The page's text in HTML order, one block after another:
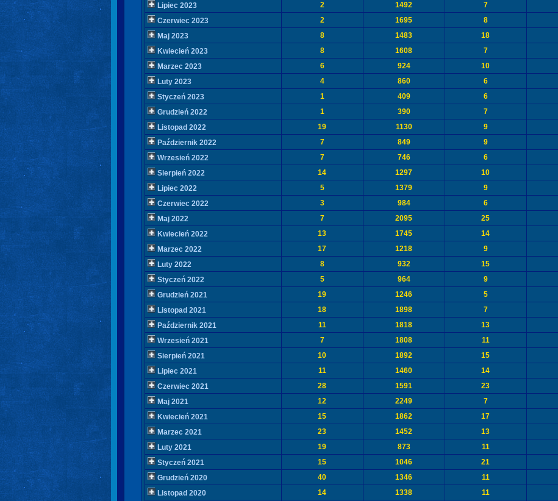
Lipiec 2023
2 1492 7
Czerwiec 2023
2 1695 8
Maj 2023
8 1483 18
Kwiecień 2023
8 1608 7
Marzec 2023
6 924 10
Luty 2023
4 860 6
Styczeń 2023
1 409 6
Grudzień 2022
1 390 7
Listopad 2022
19 1130 9
Październik 2022
7 849 9
Wrzesień 2022
7 746 6
Sierpień 2022
14 1297 10
Lipiec 2022
5 1379 9
Czerwiec 2022
3 984 6
Maj 2022
7 2095 25
Kwiecień 2022
13 1745 14
Marzec 2022
17 1218 9
Luty 2022
8 932 15
Styczeń 2022
5 964 9
Grudzień 2021
19 1246 5
Listopad 2021
18 1898 7
Październik 2021
11 1818 13
Wrzesień 2021
7 1808 11
Sierpień 2021
10 1892 15
Lipiec 2021
11 1460 14
Czerwiec 2021
28 1591 23
Maj 2021
12 2249 7
Kwiecień 2021
15 1862 17
Marzec 2021
23 1452 13
Luty 2021
19 873 11
Styczeń 2021
15 1046 21
Grudzień 2020
40 1346 11
Listopad 2020
14 1338 11